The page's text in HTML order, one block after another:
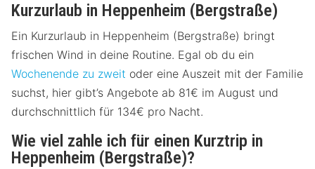
Kurzurlaub in Heppenheim (Bergstraße)
Ein Kurzurlaub in Heppenheim (Bergstraße) bringt
frischen Wind in deine Routine. Egal ob du ein
Wochenende zu zweit oder eine Auszeit mit der Familie
suchst, hier gibt’s Angebote ab 81€ im August und
durchschnittlich für 134€ pro Nacht.
Wie viel zahle ich für einen Kurztrip in
Heppenheim (Bergstraße)?